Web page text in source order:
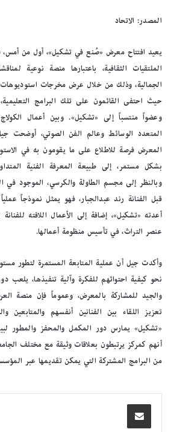
المصدر: الاتحاد
يعيد افتتاح معرض «صُنع في تشكيل»، أول من
الملتقيات الثقافية، باعتبارها منصة نوعية
الجمالية، وذلك من خلال عرض مخرجات استوديوهات
وعضواً منتسباً إلى «تشكيل». وبين أعمال الكولاج
المتعدد الوسائط وعالم الفن الصوتي، أوضحت
المعرض فرصة للاطلاع على ما يقومون به في
بشكل مستمر، إلى طبيعة المعرفة الفنية
وبالنظر إلى مجسم الطاولة والكرسي، الموجود في
قبل الفنانة رند عبدالجبار، فهو يمثل نموذجاً
أعدته «تشكيل»، إضافة إلى الأعمال اللافته
عنصر التراث، في تأسيس منظومة أعمالها.
وأكدت جيل أن عملية المتابعة المستمرة لتطور
نحو كيفية احتوائهم للفكرة وآلية تنفيذها، يلعب
والجيد للمشاركة بالمعرض، وعموماً فإن منصة
تعزيز اللقاء بين الفنانين أنفسهم والمتابعين
«تشكيل» يمارس دور المكمل والمحفز والمطور
أنهم كمركز يرتبطون بعلاقات وثيقة مع مختلف
من البرامج المشتركة التي يمكن تقديمها عبر